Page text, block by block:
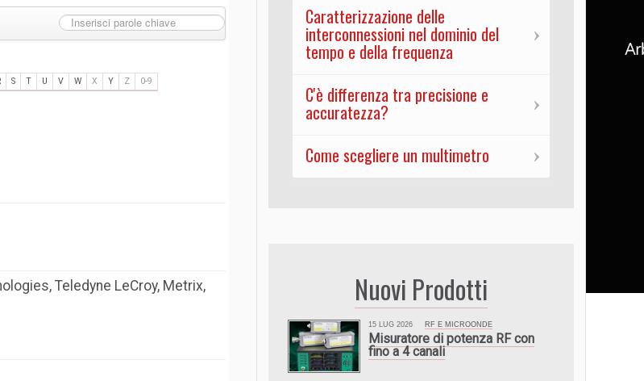
S T U V W X Y Z 0-9
Teledyne LeCroy, Metrix,
Caratterizzazione delle
interconnessioni nel dominio del
tempo e della frequenza
C'è differenza tra precisione e
accuratezza?
Come scegliere un multimetro
Nuovi Prodotti
15 LUG 2026 RF E MICROONDE
Misuratore di potenza RF con
fino a 4 canali